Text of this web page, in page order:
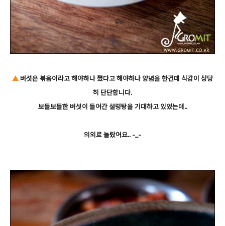
▲ 버섯은 볶음이라고 해야하나 쪘다고 해야하나 양념을 한건데 식감이 상당
히 단단합니다.
보들보들한 버섯이 들어간 설렁탕을 기대하고 있었는데..
의외로 놀랐어요.. -_-